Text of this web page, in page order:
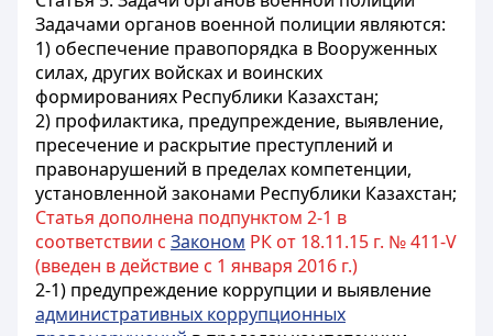
Задачами органов военной полиции являются:
1) обеспечение правопорядка в Вооруженных
силах, других войсках и воинских
формированиях Республики Казахстан;
2) профилактика, предупреждение, выявление,
пресечение и раскрытие преступлений и
правонарушений в пределах компетенции,
установленной законами Республики Казахстан;
Статья дополнена подпунктом 2-1 в
соответствии с Законом РК от 18.11.15 г. № 411-V
(введен в действие с 1 января 2016 г.)
2-1) предупреждение коррупции и выявление
административных коррупционных